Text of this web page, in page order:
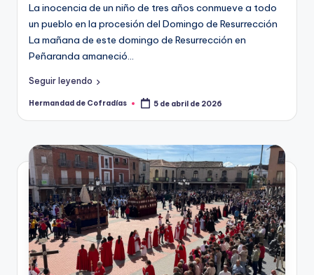
a todo
Resurrección
en
Pasadas las doce de la noche, tras la
Santo Entierro, cuando el calendario ya
lado severo del Sábado Santo, Peñaranda
Publicado
4 de abril de 2026